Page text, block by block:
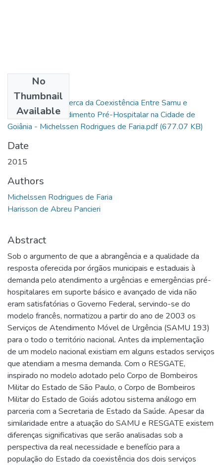
No
Thumbnail
Available
Considerações Acerca da Coexistência Entre Samu e
Resgate no Atendimento Pré-Hospitalar na Cidade de
Goiânia - Michelssen Rodrigues de Faria.pdf(677.07 KB)
Date
2015
Authors
Michelssen Rodrigues de Faria
Harisson de Abreu Pancieri
Abstract
Sob o argumento de que a abrangência e a qualidade da
resposta oferecida por órgãos municipais e estaduais à
demanda pelo atendimento a urgências e emergências pré-
hospitalares em suporte básico e avançado de vida não
eram satisfatórias o Governo Federal, servindo-se do
modelo francês, normatizou a partir do ano de 2003 os
Serviços de Atendimento Móvel de Urgência (SAMU 193)
para o todo o território nacional. Antes da implementação
de um modelo nacional existiam em alguns estados serviços
que atendiam a mesma demanda. Com o RESGATE,
inspirado no modelo adotado pelo Corpo de Bombeiros
Militar do Estado de São Paulo, o Corpo de Bombeiros
Militar do Estado de Goiás adotou sistema análogo em
parceria com a Secretaria de Estado da Saúde. Apesar da
similaridade entre a atuação do SAMU e RESGATE existem
diferenças significativas que serão analisadas sob a
perspectiva da real necessidade e benefício para a
população do Estado da coexistência dos dois serviços